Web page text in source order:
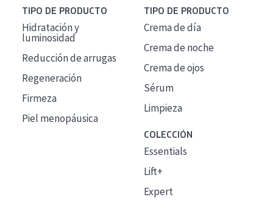
TIPO DE PRODUCTO
Hidratación y
luminosidad
Reducción de arrugas
Regeneración
Firmeza
Piel menopáusica
TIPO DE PRODUCTO
Crema de día
Crema de noche
Crema de ojos
Sérum
Limpieza
COLECCIÓN
Essentials
Lift+
Expert